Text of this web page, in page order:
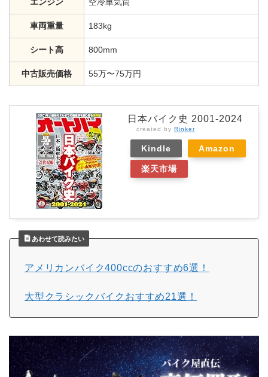
車両重量 183kg
シート高 800mm
中古販売価格 55万〜75万円
日本バイク史 2001-2024
created by Rinker
Kindle Amazon
楽天市場
あわせて読みたい
アメリカンバイク400ccのおすすめ6選！
大型クラシックバイクおすすめ21選！